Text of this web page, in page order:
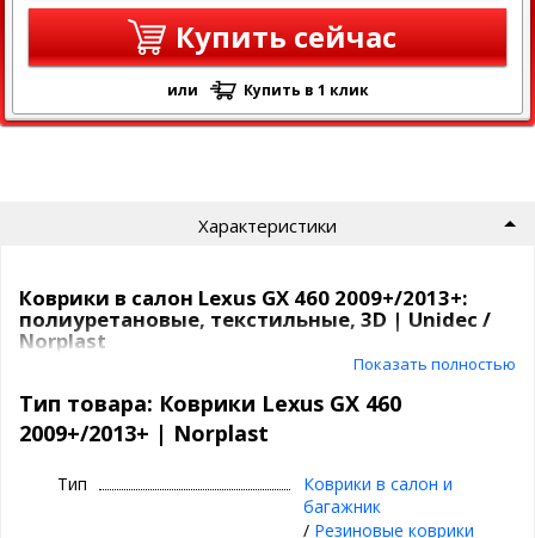
Купить сейчас
или Купить в 1 клик
Характеристики
Коврики в салон Lexus GX 460 2009+/2013+:
полиуретановые, текстильные, 3D | Unidec /
Norplast
Коврики Unidec в атомобиль от компаниии Норпласт бывают
изполиуретана итекстиля.
460 2009+/2013+
, сделаны под каждую модель
Показать полностью
Тип товара: Коврики Lexus GX 460
2009+/2013+ | Norplast
Тип
Коврики в салон и
багажник
/ Резиновые коврики